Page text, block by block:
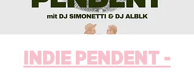
INDIE PENDENT -